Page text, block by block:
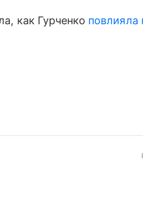
как Гурченко повлияла